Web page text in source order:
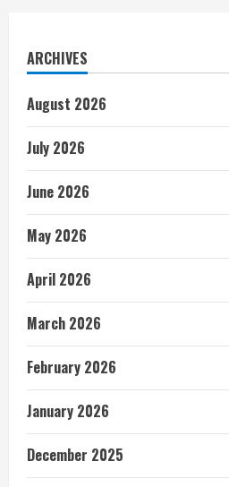
ARCHIVES
August 2026
July 2026
June 2026
May 2026
April 2026
March 2026
February 2026
January 2026
December 2025